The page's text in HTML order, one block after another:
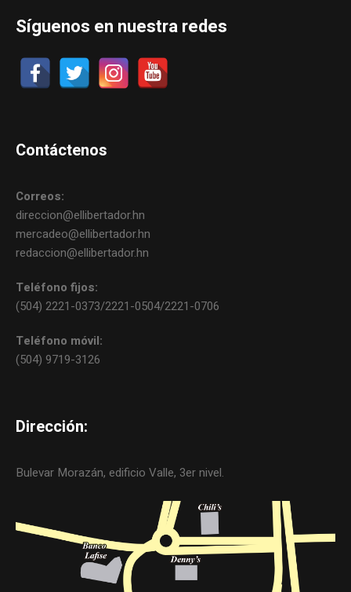
Síguenos en nuestra redes
Contáctenos
Correos:
direccion@ellibertador.hn
mercadeo@ellibertador.hn
redaccion@ellibertador.hn
Teléfono fijos:
(504) 2221-0373/2221-0504/2221-0706
Teléfono móvil:
(504) 9719-3126
Dirección:
Bulevar Morazán, edificio Valle, 3er nivel.